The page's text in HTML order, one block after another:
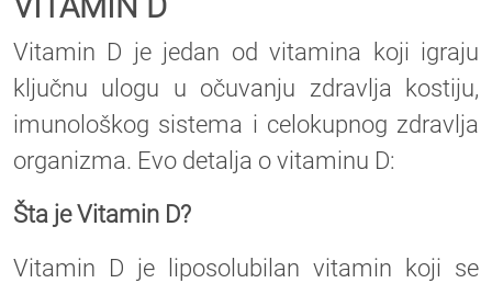
Vitamin D je jedan od vitamina koji igraju
ključnu ulogu u očuvanju zdravlja kostiju,
imunološkog sistema i celokupnog zdravlja
organizma. Evo detalja o vitaminu D:
Šta je Vitamin D?
Vitamin D je liposolubilan vitamin koji se